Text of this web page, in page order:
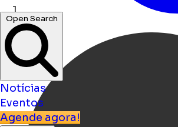
Open Search
Notícias
Eventos
Agende agora!
Lar